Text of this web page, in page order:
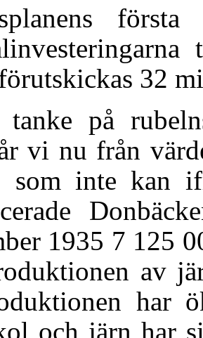
32
tanke på
vi nu från
som inte kan
1935 7 125
av
har
och järn har